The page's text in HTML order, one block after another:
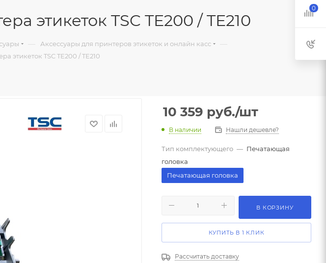
этикеток TSC TE200 / TE210
— Аксессуары для принтеров этикеток и онлайн касс —
этикеток TSC TE200 / TE210
10 359 руб./шт
В наличии Нашли дешевле?
Тип комплектующего — Печатающая
головка
Печатающая головка
В КОРЗИНУ
КУПИТЬ В 1 КЛИК
Рассчитать доставку
0